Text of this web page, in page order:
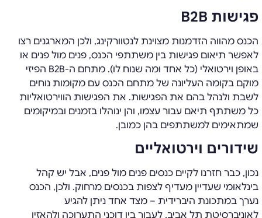
פגישות B2B
הכנס מהווה הזדמנות מצוינת לנטוורקינג, ולכן המארגנים רצו
לאפשר תיאום פגישות בין משתתפי הכנס, פנים מול פנים או
באופן וירטואלי (כל אחד ומה שנוח לו). מתחם ה-B2B הפיזי
מוקם בקומה העליונה של מתחם הכנס עם מקומות נוחים
לשבת ולנהל בהם את הפגישות. את הפגישות הווירטואליות
כל משתתף תיאם עבור עצמו, והן ינוהלו בזמנים ובמיקומים
שמתאימים למשתתפים בהן כמובן.
שידורים וירטואליים
נכון, כבר חזרנו לקיים כנסים פנים מול פנים, אבל יש קהל
בינלאומי שעדיין מעדיף לצפות בכנסים מרחוק. ולכן, הכנס
נערך במתכונת היברידית – מצד אחד ניתן להגיע
לאוניברסיטת תל אביב, לעבור בין דוכני התערוכה ולהאזין